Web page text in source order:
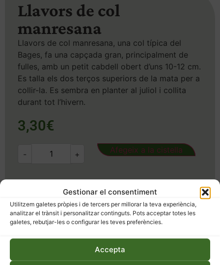
Gestionar el consentiment
Utilitzem galetes pròpies i de tercers per millorar la teva experiència,
analitzar el trànsit i personalitzar continguts. Pots acceptar totes les
galetes, rebutjar-les o configurar les teves preferències.
Accepta
Llavors de col
manresana
Llavors de col manresana, una col típica del
Bages, fa una capçada gran, principalment de
fulles, amb un petit cabdell obert d’uns 10-12 cm.
Es talla els dos terços superiors de la mata per a
collir-la. Es sembra en planter al juliol i collita
durant tot l’hivern.
3,30€
- + Afegeix a la cistella
col pel trinxat , ecològic,llavors
varietat local
Informació addicional